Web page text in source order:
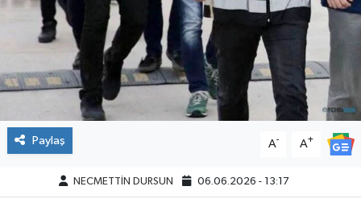
Paylaş A- A+
NECMETTİN DURSUN 06.06.2026 - 13:17